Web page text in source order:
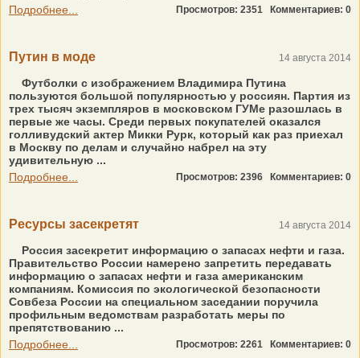
Подробнее...
Просмотров: 2351 Комментариев: 0
Путин в моде 14 августа 2014
Футболки с изображением Владимира Путина
пользуются большой популярностью у россиян. Партия из
трех тысяч экземпляров в московском ГУМе разошлась в
первые же часы. Среди первых покупателей оказался
голливудский актер Микки Рурк, который как раз приехал
в Москву по делам и случайно набрел на эту
удивительную ...
Подробнее...
Просмотров: 2396 Комментариев: 0
Ресурсы засекретят 14 августа 2014
Россия засекретит информацию о запасах нефти и газа.
Правительство России намерено запретить передавать
информацию о запасах нефти и газа американским
компаниям. Комиссия по экологической безопасности
Совбеза России на специальном заседании поручила
профильным ведомствам разработать меры по
препятствованию ...
Подробнее...
Просмотров: 2261 Комментариев: 0